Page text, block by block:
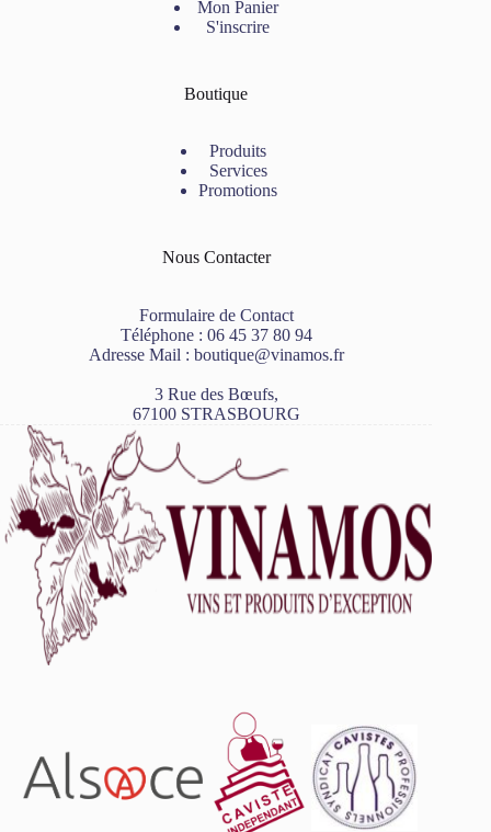
Mon Panier
S'inscrire
Boutique
Produits
Services
Promotions
Nous Contacter
Formulaire de Contact
Téléphone : 06 45 37 80 94
Adresse Mail : boutique@vinamos.fr
3 Rue des Bœufs,
67100 STRASBOURG